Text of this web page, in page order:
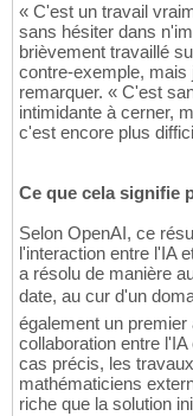
« C'est un travail
sans hésiter dans
brièvement travaillé
contre-exemple, mais
remarquer. « C'est
intimidante à cerner,
c'est encore plus
Ce que cela signifie
Selon OpenAI, ce
l'interaction entre l'IA
a résolu de manière
date, au cur d'un
également un
collaboration entre
cas précis, les
mathématiciens
riche que la solution